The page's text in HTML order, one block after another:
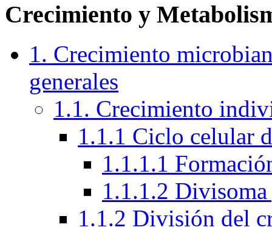
Crecimiento y
1. Crecimiento
generales
1.1. Crecimiento
1.1.1 Ciclo celular
1.1.1.1
1.1.1.2
1.1.2 División del